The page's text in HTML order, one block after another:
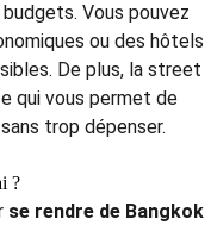
Vous pouvez
ou des hôtels
De plus, la street
qui vous permet de
trop dépenser.
?
se rendre de Bangkok